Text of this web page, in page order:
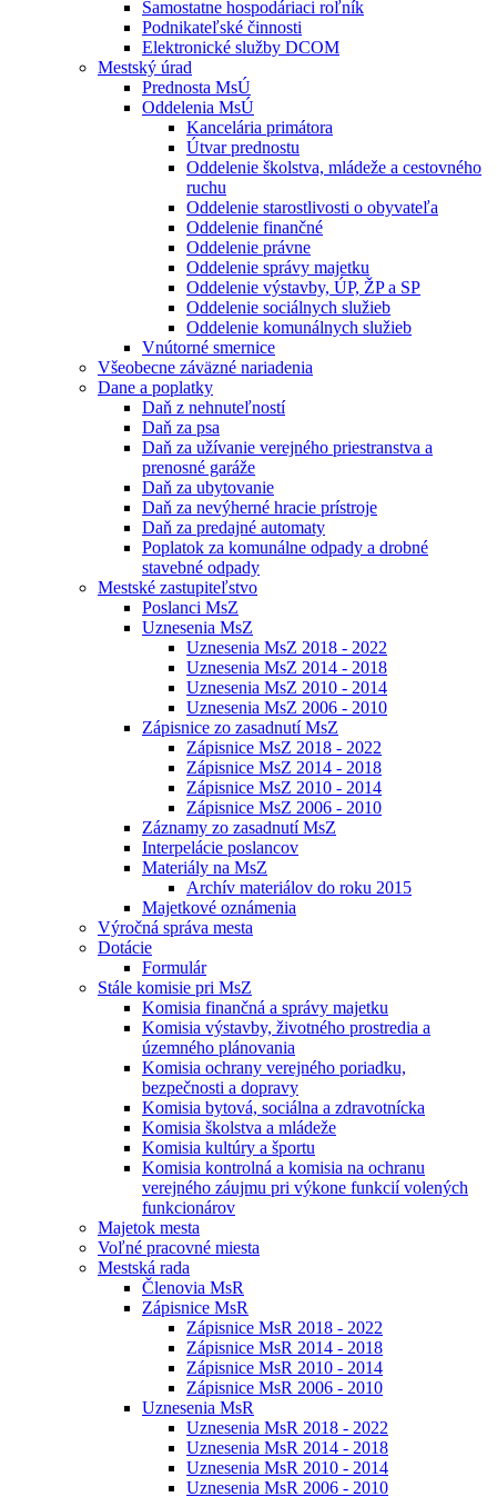
Samostatne hospodáriaci roľník
Podnikateľské činnosti
Elektronické služby DCOM
Mestský úrad
Prednosta MsÚ
Oddelenia MsÚ
Kancelária primátora
Útvar prednostu
Oddelenie školstva, mládeže a cestovného
ruchu
Oddelenie starostlivosti o obyvateľa
Oddelenie finančné
Oddelenie právne
Oddelenie správy majetku
Oddelenie výstavby, ÚP, ŽP a SP
Oddelenie sociálnych služieb
Oddelenie komunálnych služieb
Vnútorné smernice
Všeobecne záväzné nariadenia
Dane a poplatky
Daň z nehnuteľností
Daň za psa
Daň za užívanie verejného priestranstva a
prenosné garáže
Daň za ubytovanie
Daň za nevýherné hracie prístroje
Daň za predajné automaty
Poplatok za komunálne odpady a drobné
stavebné odpady
Mestské zastupiteľstvo
Poslanci MsZ
Uznesenia MsZ
Uznesenia MsZ 2018 - 2022
Uznesenia MsZ 2014 - 2018
Uznesenia MsZ 2010 - 2014
Uznesenia MsZ 2006 - 2010
Zápisnice zo zasadnutí MsZ
Zápisnice MsZ 2018 - 2022
Zápisnice MsZ 2014 - 2018
Zápisnice MsZ 2010 - 2014
Zápisnice MsZ 2006 - 2010
Záznamy zo zasadnutí MsZ
Interpelácie poslancov
Materiály na MsZ
Archív materiálov do roku 2015
Majetkové oznámenia
Výročná správa mesta
Dotácie
Formulár
Stále komisie pri MsZ
Komisia finančná a správy majetku
Komisia výstavby, životného prostredia a
územného plánovania
Komisia ochrany verejného poriadku,
bezpečnosti a dopravy
Komisia bytová, sociálna a zdravotnícka
Komisia školstva a mládeže
Komisia kultúry a športu
Komisia kontrolná a komisia na ochranu
verejného záujmu pri výkone funkcií volených
funkcionárov
Majetok mesta
Voľné pracovné miesta
Mestská rada
Členovia MsR
Zápisnice MsR
Zápisnice MsR 2018 - 2022
Zápisnice MsR 2014 - 2018
Zápisnice MsR 2010 - 2014
Zápisnice MsR 2006 - 2010
Uznesenia MsR
Uznesenia MsR 2018 - 2022
Uznesenia MsR 2014 - 2018
Uznesenia MsR 2010 - 2014
Uznesenia MsR 2006 - 2010